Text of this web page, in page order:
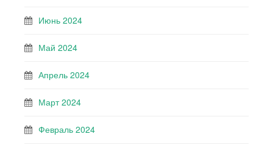
Июнь 2024
Май 2024
Апрель 2024
Март 2024
Февраль 2024